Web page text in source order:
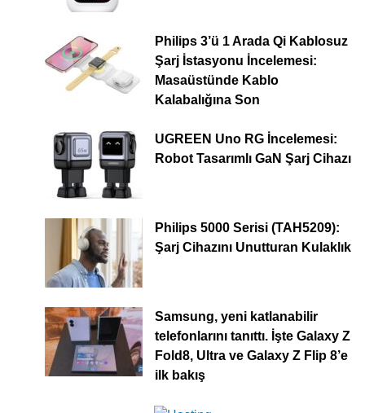
Philips 3’ü 1 Arada Qi Kablosuz
Şarj İstasyonu İncelemesi:
Masaüstünde Kablo
Kalabalığına Son
UGREEN Uno RG İncelemesi:
Robot Tasarımlı GaN Şarj Cihazı
Philips 5000 Serisi (TAH5209):
Şarj Cihazını Unutturan Kulaklık
Samsung, yeni katlanabilir
telefonlarını tanıttı. İşte Galaxy Z
Fold8, Ultra ve Galaxy Z Flip 8’e
ilk bakış